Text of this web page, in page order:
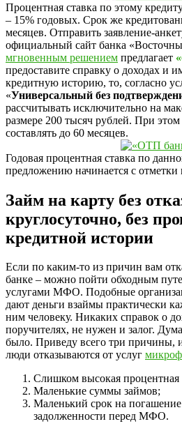
Процентная ставка по этому
– 15% годовых. Срок же
месяцев. Отправить заявление-
официальный сайт банка
мгновенным решением предлагает «
предоставите справку о доходах и
кредитную историю, то, согласно
«Универсальный без
рассчитывать исключительно на
размере 200 тысяч рублей. При этом
составлять до 60 месяцев.
Годовая процентная ставка по
предложению начинается с отметки
Займ на карту без
круглосуточно, без
кредитной истории
Если по каким-то из причин вам
банке – можно пойти обходным
услугами МФО. Подобные
дают деньги взаймы практически
ним человеку. Никаких справок о
поручителях, не нужен и залог.
было. Приведу всего три причины,
люди отказываются от услуг
Слишком высокая процентная
Маленькие суммы займов;
Маленький срок на
задолженности перед МФО.